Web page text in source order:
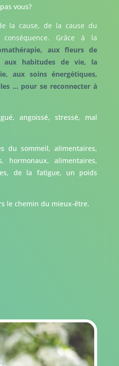
vous?
la cause, de la cause du
Grâce à la
aux fleurs de
habitudes de vie, la
aux soins énergétiques,
… pour se reconnecter à
angoissé, stressé, mal
du sommeil, alimentaires,
hormonaux, alimentaires,
de la fatigue, un poids
le chemin du mieux-être.